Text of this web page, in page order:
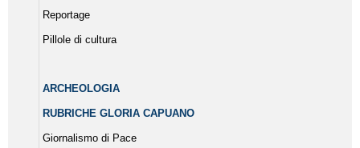
Reportage
Pillole di cultura
ARCHEOLOGIA
RUBRICHE GLORIA CAPUANO
Giornalismo di Pace